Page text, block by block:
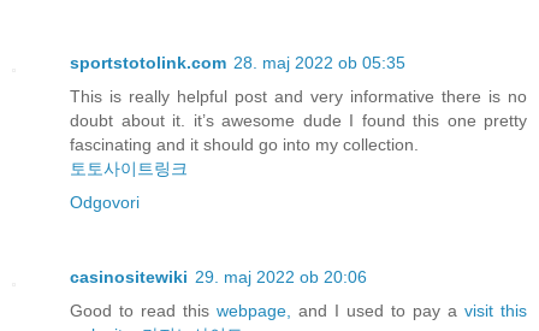
sportstotolink.com 28. maj 2022 ob 05:35
This is really helpful post and very informative there is no
doubt about it. it’s awesome dude I found this one pretty
fascinating and it should go into my collection.
토토사이트링크
Odgovori
casinositewiki 29. maj 2022 ob 20:06
Good to read this webpage, and I used to pay a visit this